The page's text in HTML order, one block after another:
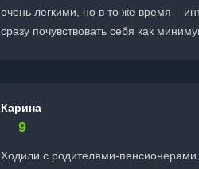
очень легкими, но в то же время –
сразу почувствовать себя как
Карина
9
Ходили с родителями-пенсионерами.